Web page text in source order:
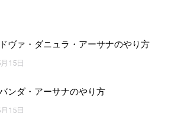
ヴァ・ダニュラ・アーサナのやり方
15日
ンダ・アーサナのやり方
15日